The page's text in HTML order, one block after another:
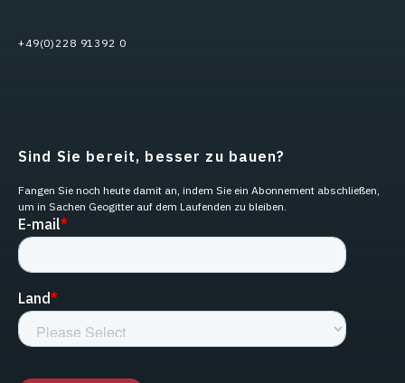
+49(0)228 91392 0
Sind Sie bereit, besser zu bauen?
Fangen Sie noch heute damit an, indem Sie ein Abonnement abschließen,
um in Sachen Geogitter auf dem Laufenden zu bleiben.